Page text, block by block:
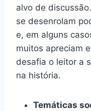
alvo de
se desenrolam
e, em alguns
muitos apreciam
desafia o leitor a
na história.
Temáticas